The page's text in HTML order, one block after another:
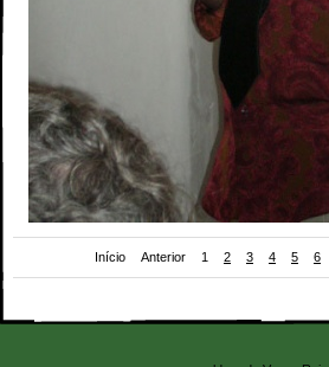
Início Anterior 1 2 3 4 5 6